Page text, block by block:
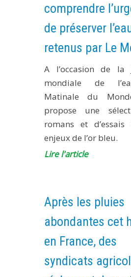
comprendre
de préserver
retenus par Le
A l’occasion de la
mondiale de
Matinale du
propose une
romans et
enjeux de l’or bleu.
Lire l'article
Après les pluies
abondantes cet
en France, des
syndicats